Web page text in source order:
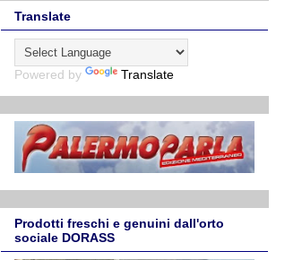
Translate
Powered by Translate
Prodotti freschi e genuini dall'orto
sociale DORASS